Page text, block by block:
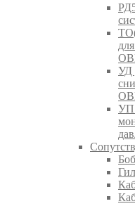
УД
УП